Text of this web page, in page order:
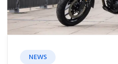
NEWS